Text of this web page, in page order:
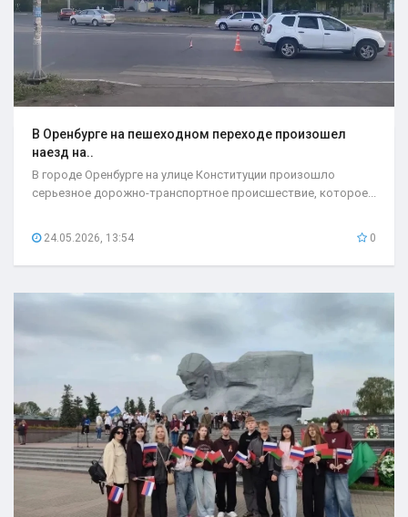
В Оренбурге на пешеходном переходе произошел
наезд на..
В городе Оренбурге на улице Конституции произошло
серьезное дорожно-транспортное происшествие, которое...
24.05.2026, 13:54 0